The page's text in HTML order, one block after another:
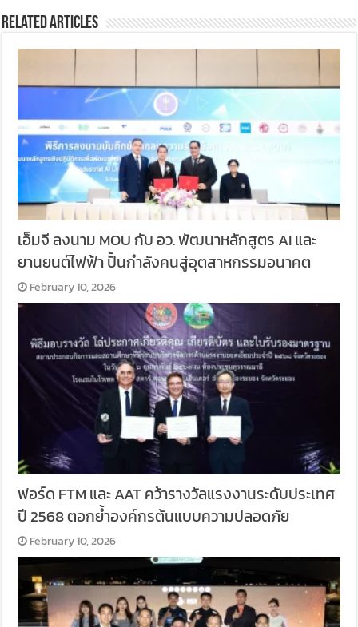
Related Articles
เอ็มจี ลงนาม MOU กับ อว. พัฒนาหลักสูตร AI และ
ยานยนต์ไฟฟ้า ปั้นกำลังคนสู่อุตสาหกรรมอนาคต
February 10, 2026
ฟอร์ด FTM และ AAT คว้ารางวัลแรงงานระดับประเทศ
ปี 2568 ตอกย้ำองค์กรต้นแบบความปลอดภัย
February 10, 2026